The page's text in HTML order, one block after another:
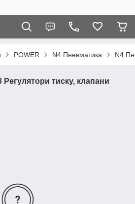
POWER N4 Пневматика N4
Регулятори тиску, клапани